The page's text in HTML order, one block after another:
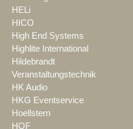
HELi
HICO
High End Systems
Highlite International
Hildebrandt
Veranstaltungstechnik
HK Audio
HKG Eventservice
Hoellstern
HOF